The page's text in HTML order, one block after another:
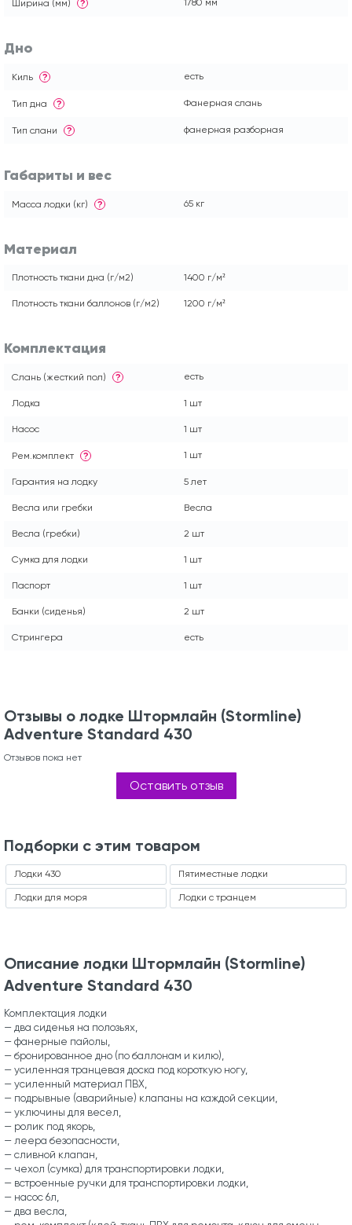
Ширина (мм) ? 1780 мм
Дно
Киль ? есть
Тип дна ? Фанерная слань
Тип слани ? фанерная разборная
Габариты и вес
Масса лодки (кг) ? 65 кг
Материал
Плотность ткани дна (г/м2) 1400 г/м²
Плотность ткани баллонов (г/м2) 1200 г/м²
Комплектация
Слань (жесткий пол) ? есть
Лодка 1 шт
Насос 1 шт
Рем.комплект ? 1 шт
Гарантия на лодку 5 лет
Весла или гребки Весла
Весла (гребки) 2 шт
Сумка для лодки 1 шт
Паспорт 1 шт
Банки (сиденья) 2 шт
Стрингера есть
Отзывы о лодке Штормлайн (Stormline)
Adventure Standard 430
Отзывов пока нет
Оставить отзыв
Подборки с этим товаром
Лодки 430
Лодки для моря
Пятиместные лодки
Лодки с транцем
Описание лодки Штормлайн (Stormline)
Adventure Standard 430
Комплектация лодки
— два сиденья на полозьях,
— фанерные пайолы,
— бронированное дно (по баллонам и килю),
— усиленная транцевая доска под короткую ногу,
— усиленный материал ПВХ,
— подрывные (аварийные) клапаны на каждой секции,
— уключины для весел,
— ролик под якорь,
— леера безопасности,
— сливной клапан,
— чехол (сумка) для транспортировки лодки,
— встроенные ручки для транспортировки лодки,
— насос 6л,
— два весла,